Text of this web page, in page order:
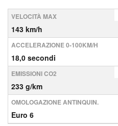
VELOCITÀ MAX
143 km/h
ACCELERAZIONE 0-100KM/H
18,0 secondi
EMISSIONI CO2
233 g/km
OMOLOGAZIONE ANTINQUIN.
Euro 6